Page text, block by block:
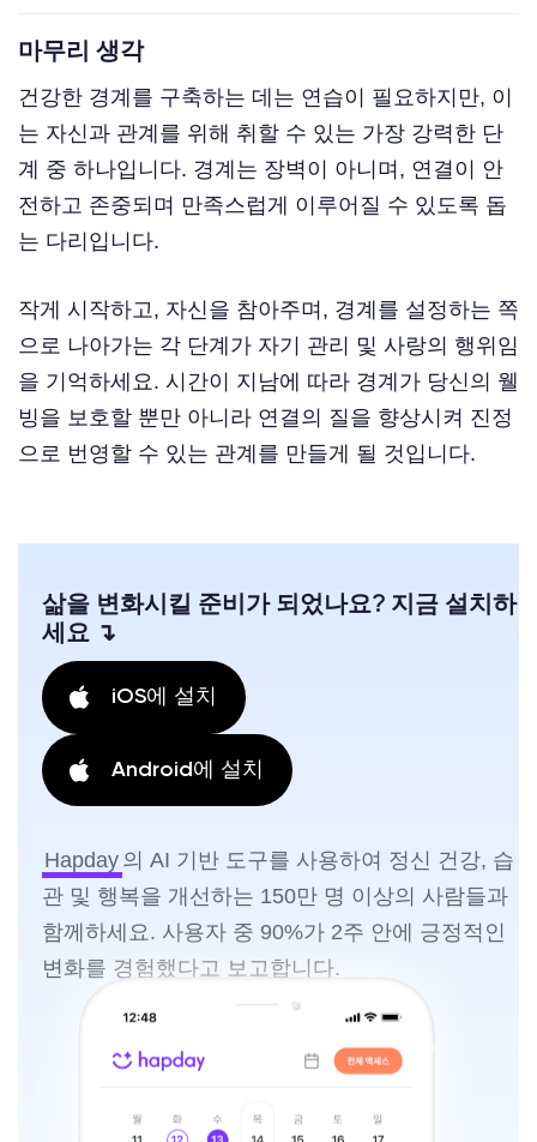
마무리 생각
건강한 경계를 구축하는 데는 연습이 필요하지만, 이
는 자신과 관계를 위해 취할 수 있는 가장 강력한 단
계 중 하나입니다. 경계는 장벽이 아니며, 연결이 안
전하고 존중되며 만족스럽게 이루어질 수 있도록 돕
는 다리입니다.
작게 시작하고, 자신을 참아주며, 경계를 설정하는 쪽
으로 나아가는 각 단계가 자기 관리 및 사랑의 행위임
을 기억하세요. 시간이 지남에 따라 경계가 당신의 웰
빙을 보호할 뿐만 아니라 연결의 질을 향상시켜 진정
으로 번영할 수 있는 관계를 만들게 될 것입니다.
삶을 변화시킬 준비가 되었나요? 지금 설치하
세요 ↴
iOS에 설치
Android에 설치
Hapday 의 AI 기반 도구를 사용하여 정신 건강, 습
관 및 행복을 개선하는 150만 명 이상의 사람들과
함께하세요. 사용자 중 90%가 2주 안에 긍정적인
변화를 경험했다고 보고합니다.